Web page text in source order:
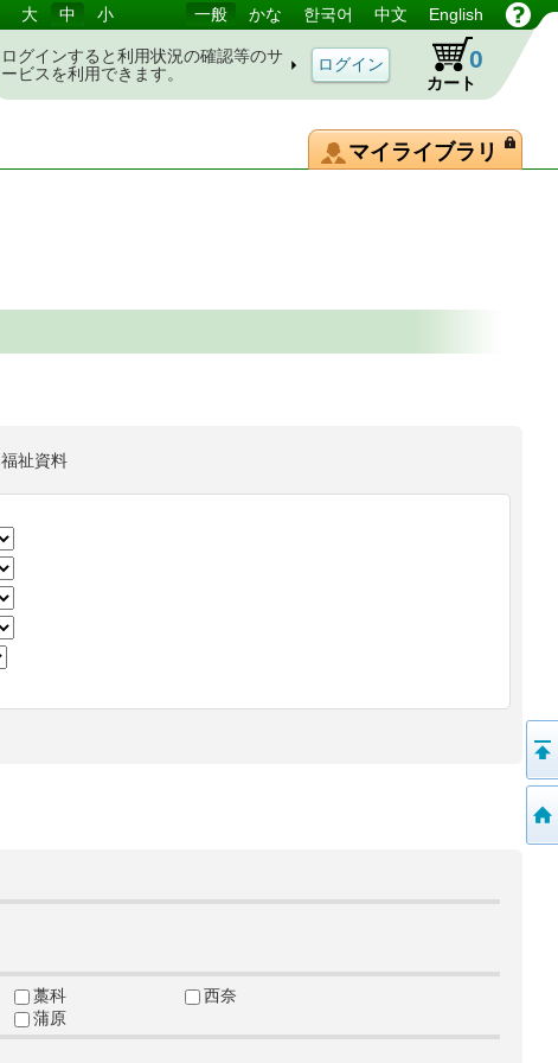
大 中 小 一般 かな 한국어 中文 English
ログインすると利用状況の確認等のサ
ービスを利用できます。
カート
0
マイライブラリ
福祉資料
藁科
西奈
蒲原